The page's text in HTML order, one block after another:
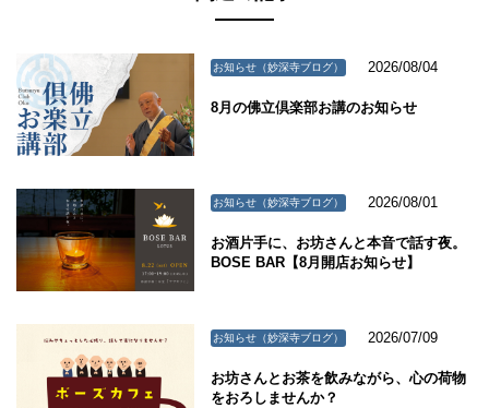
お知らせ（妙深寺ブログ） 2026/08/04
8月の佛立倶楽部お講のお知らせ
お知らせ（妙深寺ブログ） 2026/08/01
お酒片手に、お坊さんと本音で話す夜。
BOSE BAR【8月開店お知らせ】
お知らせ（妙深寺ブログ） 2026/07/09
お坊さんとお茶を飲みながら、心の荷物
をおろしませんか？